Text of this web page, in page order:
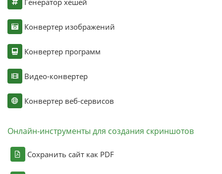
Конвертер изображений
Конвертер программ
Видео-конвертер
Конвертер веб-сервисов
Онлайн-инструменты для создания скриншотов
Сохранить сайт как PDF